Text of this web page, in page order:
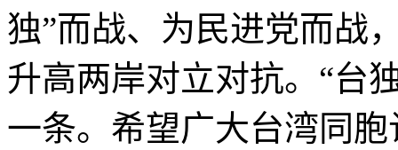
独”而战、为民进党而战
升高两岸对立对抗。“台
一条。希望广大台湾同